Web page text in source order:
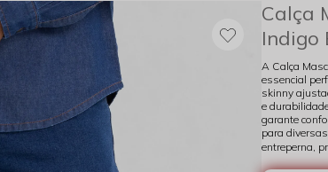
Calça
Indigo
A Calça
essencial
skinny
e
garante
para
entreperna,